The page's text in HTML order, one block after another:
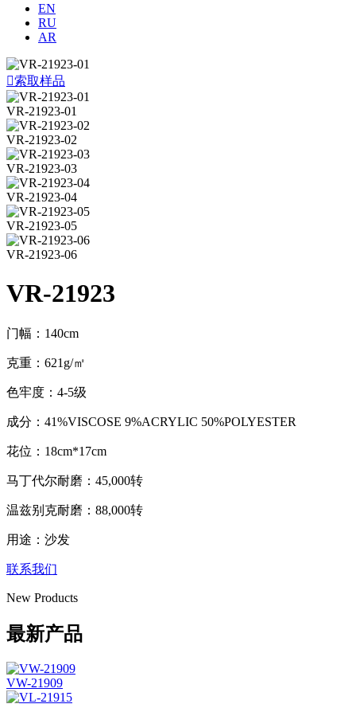
EN
RU
AR
索取样品
VR-21923-01
VR-21923-02
VR-21923-03
VR-21923-04
VR-21923-05
VR-21923-06
VR-21923
门幅：140cm
克重：621g/㎡
色牢度：4-5级
成分：41%VISCOSE 9%ACRYLIC 50%POLYESTER
花位：18cm*17cm
马丁代尔耐磨：45,000转
温兹别克耐磨：88,000转
用途：沙发
联系我们
New Products
最新产品
VW-21909